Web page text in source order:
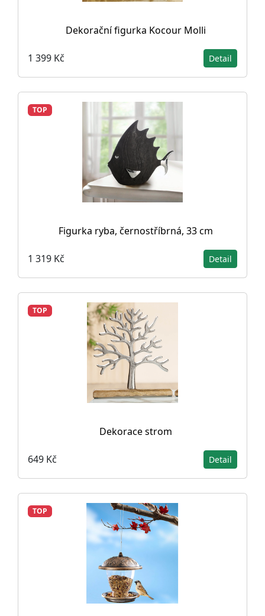
Dekorační figurka Kocour Molli
1 399 Kč Detail
TOP
Figurka ryba, černostříbrná, 33 cm
1 319 Kč Detail
TOP
Dekorace strom
649 Kč Detail
TOP